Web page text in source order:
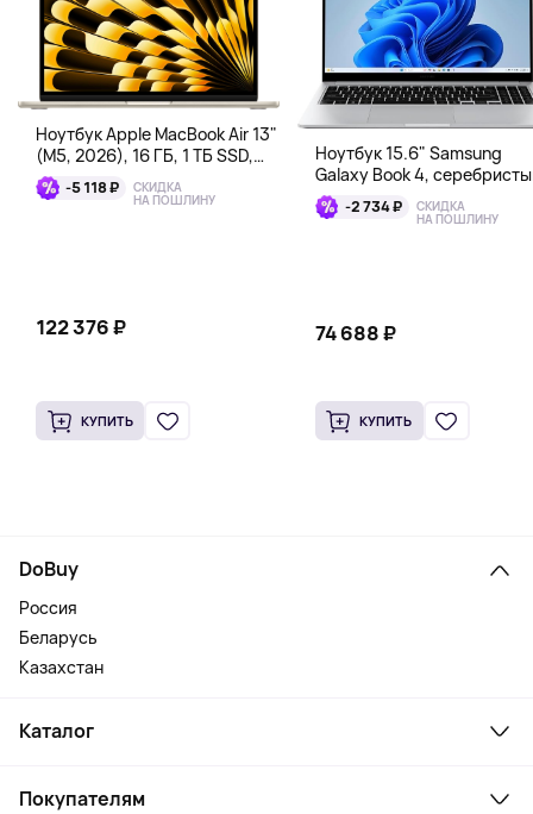
Ноутбук Apple MacBook Air 13"
(M5, 2026), 16 ГБ, 1 ТБ SSD,
сияющая звезда
-5 118 ₽ СКИДКА
НА ПОШЛИНУ
122 376 ₽
КУПИТЬ
Ноутбук 15.6" Samsung
Galaxy Book 4,
-2 734 ₽ СКИДКА
НА ПОШЛИНУ
74 688 ₽
КУПИТЬ
DoBuy
Россия
Беларусь
Казахстан
Каталог
Ноутбуки, мониторы, VR
Покупателям